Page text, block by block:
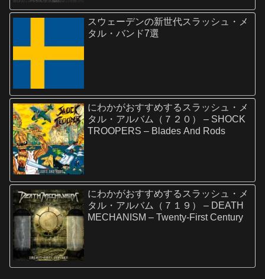
スウェーデンの新世代スラッシュ・メ
タル・バンド7選
にわかがおすすめするスラッシュ・メ
タル・アルバム（７２０） – SHOCK
TROOPERS – Blades And Rods
にわかがおすすめするスラッシュ・メ
タル・アルバム（７１９） – DEATH
MECHANISM – Twenty-First Century